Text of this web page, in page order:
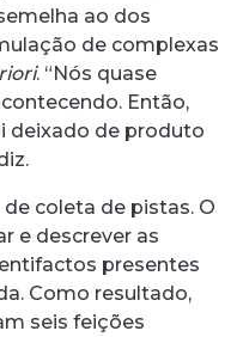
ao dos
de complexas
. “Nós quase
Então,
deixado de produto
coleta de pistas. O
e descrever as
presentes
Como resultado,
seis feições